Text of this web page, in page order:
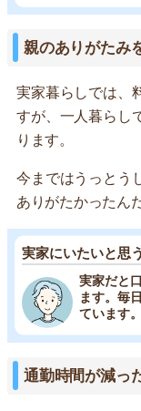
親のありがたみ
実家暮らしでは、
すが、一人暮らし
ります。
今まではうっとう
ありがたかったん
実家にいたいと思う
実家だと
ます。毎
ています
通勤時間が減っ